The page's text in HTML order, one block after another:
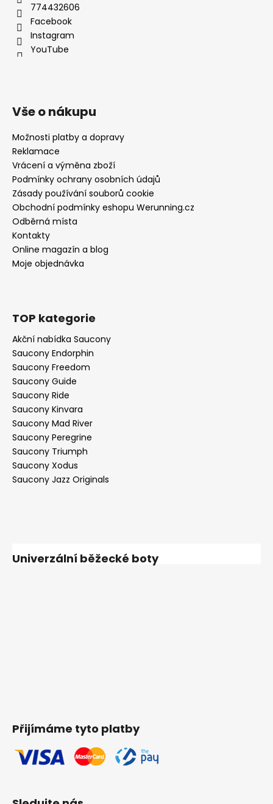
774432606
Facebook
Instagram
YouTube
Vše o nákupu
Možnosti platby a dopravy
Reklamace
Vrácení a výměna zboží
Podmínky ochrany osobních údajů
Zásady používání souborů cookie
Obchodní podmínky eshopu Werunning.cz
Odběrná místa
Kontakty
Online magazín a blog
Moje objednávka
TOP kategorie
Akční nabídka Saucony
Saucony Endorphin
Saucony Freedom
Saucony Guide
Saucony Ride
Saucony Kinvara
Saucony Mad River
Saucony Peregrine
Saucony Triumph
Saucony Xodus
Saucony Jazz Originals
Univerzální běžecké boty
Přijímáme tyto platby